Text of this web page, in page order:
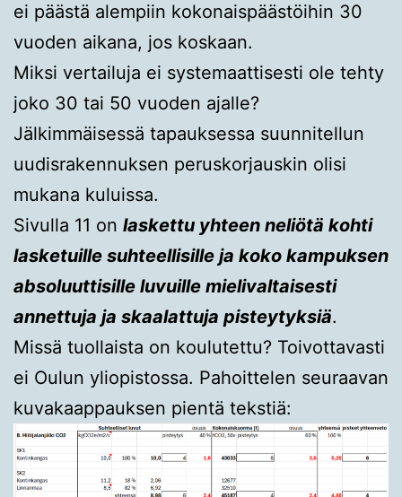
ei päästä alempiin kokonaispäästöihin 30
vuoden aikana, jos koskaan.
Miksi vertailuja ei systemaattisesti ole tehty
joko 30 tai 50 vuoden ajalle?
Jälkimmäisessä tapauksessa suunnitellun
uudisrakennuksen peruskorjauskin olisi
mukana kuluissa.
Sivulla 11 on laskettu yhteen neliötä kohti
lasketuille suhteellisille ja koko kampuksen
absoluuttisille luvuille mielivaltaisesti
annettuja ja skaalattuja pisteytyksiä.
Missä tuollaista on koulutettu? Toivottavasti
ei Oulun yliopistossa. Pahoittelen seuraavan
kuvakaappauksen pientä tekstiä: